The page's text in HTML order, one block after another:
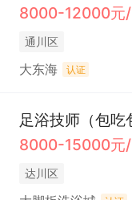
8000-12000元/
通川区
大东海 认证
足浴技师（包吃
8000-15000元/
达川区